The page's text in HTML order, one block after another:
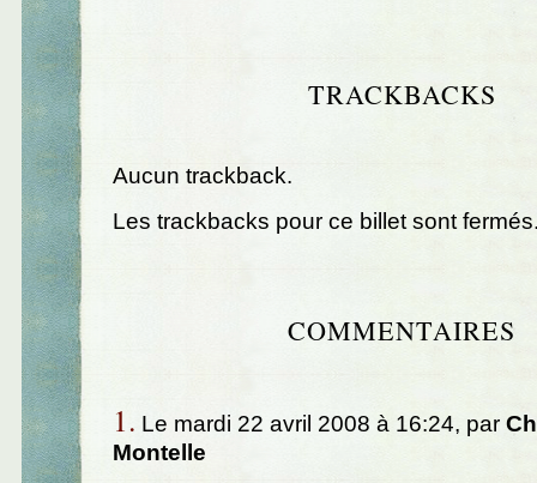
TRACKBACKS
Aucun trackback.
Les trackbacks pour ce billet sont
COMMENTAIRES
1. Le mardi 22 avril 2008 à 16:24, par
Montelle